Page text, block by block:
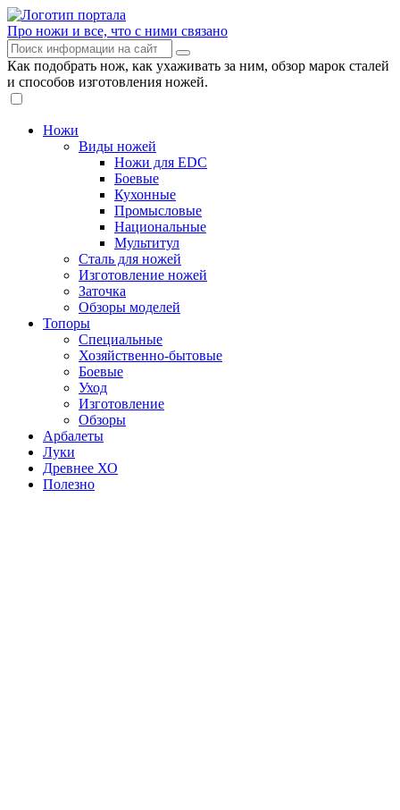
Про ножи и все, что с ними связано
Как подобрать нож, как ухаживать за ним, обзор марок сталей
и способов изготовления ножей.
Ножи
Виды ножей
Ножи для EDC
Боевые
Кухонные
Промысловые
Национальные
Мультитул
Сталь для ножей
Изготовление ножей
Заточка
Обзоры моделей
Топоры
Специальные
Хозяйственно-бытовые
Боевые
Уход
Изготовление
Обзоры
Арбалеты
Луки
Древнее ХО
Полезно